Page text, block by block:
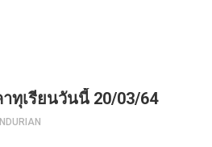
าทุเรียนวันนี้ 20/03/64